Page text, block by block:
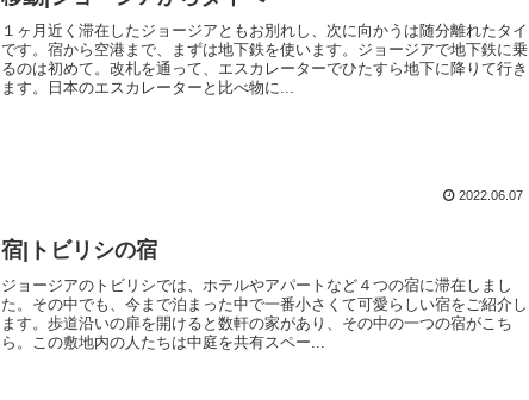
１ヶ月近く滞在したジョージアともお別れし、次に向かうは随分離れたタイ
です。宿から空港まで、まずは地下鉄を使います。ジョージアで地下鉄に乗
るのは初めて。改札を通って、エスカレーターでひたすら地下に降りて行き
ます。日本のエスカレーターと比べ物に...
2022.06.07
宿|トビリシの宿
ジョージアのトビリシでは、ホテルやアパートなど４つの宿に滞在しまし
た。その中でも、今まで泊まった中で一番小さくて可愛らしい宿をご紹介し
ます。歩道沿いの扉を開けると数軒の家があり、その中の一つの宿がこち
ら。この敷地内の人たちは中庭を共有スペー...